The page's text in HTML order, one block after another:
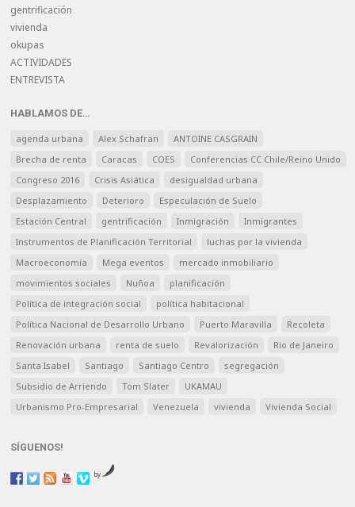
gentrificación
vivienda
okupas
ACTIVIDADES
ENTREVISTA
HABLAMOS DE…
agenda urbana Alex Schafran
ANTOINE CASGRAIN
Brecha de renta
Caracas COES
Conferencias CC Chile/Reino Unido
Congreso 2016
Crisis Asiática
desigualdad urbana
Desplazamiento
Deterioro
Especulación de Suelo
Estación Central
gentrificación Inmigración
Inmigrantes
Instrumentos de Planificación Territorial
luchas por la vivienda
Macroeconomía
Mega eventos
mercado inmobiliario
movimientos sociales
Nuñoa
planificación
Política de integración social
política habitacional
Política Nacional de Desarrollo Urbano
Puerto Maravilla
Recoleta
Renovación urbana
renta de suelo Revalorización
Rio de Janeiro
Santa Isabel
Santiago Santiago Centro
segregación
Subsidio de Arriendo
Tom Slater
UKAMAU
Urbanismo Pro-Empresarial
Venezuela vivienda Vivienda Social
SÍGUENOS!
by